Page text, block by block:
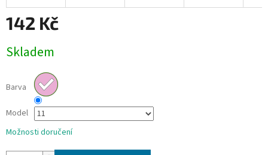
142 Kč
cena:
Skladem
Barva
Model
Možnosti doručení